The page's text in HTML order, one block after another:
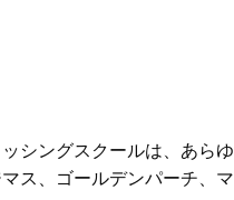
シングスクールは、あらゆ
ス、ゴールデンパーチ、マ